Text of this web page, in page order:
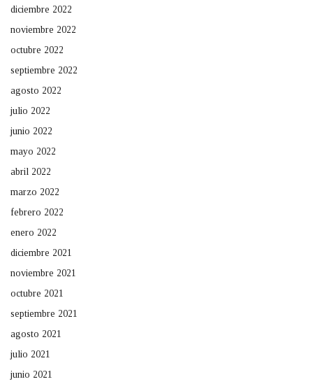
diciembre 2022
noviembre 2022
octubre 2022
septiembre 2022
agosto 2022
julio 2022
junio 2022
mayo 2022
abril 2022
marzo 2022
febrero 2022
enero 2022
diciembre 2021
noviembre 2021
octubre 2021
septiembre 2021
agosto 2021
julio 2021
junio 2021